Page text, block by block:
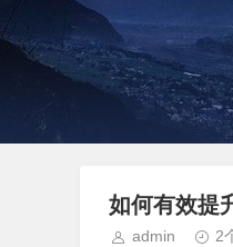
如何有效提
admin 2